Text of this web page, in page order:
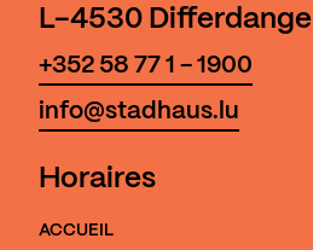
L-4530 Differdange
+352 58 77 1 - 1900
info@stadhaus.lu
Horaires
ACCUEIL